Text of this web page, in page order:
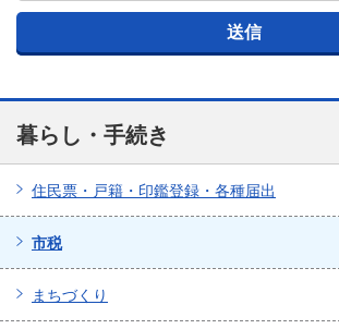
暮らし・手続き
住民票・戸籍・印鑑登録・各種届出
市税
まちづくり